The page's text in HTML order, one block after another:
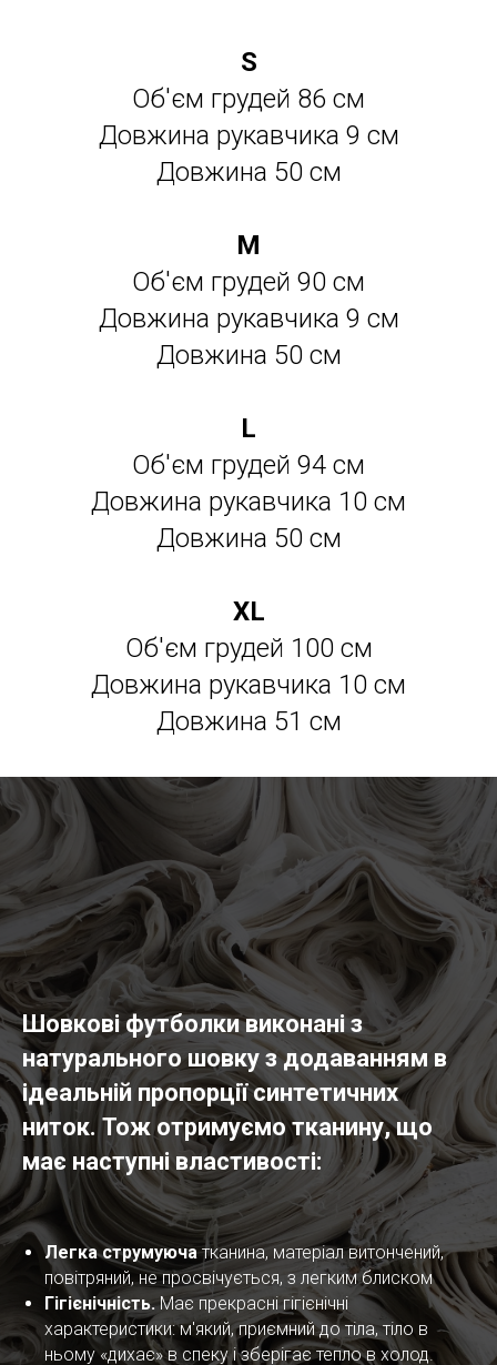
S
Об'єм грудей 86 см
Довжина рукавчика 9 см
Довжина 50 см
М
Об'єм грудей 90 см
Довжина рукавчика 9 см
Довжина 50 см
L
Об'єм грудей 94 см
Довжина рукавчика 10 см
Довжина 50 см
XL
Об'єм грудей 100 см
Довжина рукавчика 10 см
Довжина 51 см
Шовкові футболки виконані з
натурального шовку з додаванням в
ідеальній пропорції синтетичних
ниток. Тож отримуємо тканину, що
має наступні властивості:
Легка струмуючатканина, матеріал витончений,
повітряний, не просвічується, з легким блиском
Гігієнічність.Має прекрасні гігієнічні
характеристики: м'який, приємний до тіла, тіло в
ньому «дихає» в спеку і зберігає тепло в холод.